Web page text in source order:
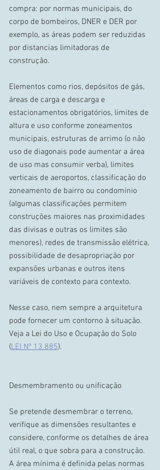
compra: por normas municipais, do
corpo de bombeiros, DNER e DER por
exemplo, as áreas podem ser reduzidas
por distancias limitadoras de
construção.
Elementos como rios, depósitos de gás,
áreas de carga e descarga e
estacionamentos obrigatórios, limites de
altura e uso conforme zoneamentos
municipais, estruturas de arrimo (o não
uso de diagonais pode aumentar a área
de uso mas consumir verba), limites
verticais de aeroportos, classificação do
zoneamento de bairro ou condomínio
(algumas classificações permitem
construções maiores nas proximidades
das divisas e outras os limites são
menores), redes de transmissão elétrica,
possibilidade de desapropriação por
expansões urbanas e outros itens
variáveis de contexto para contexto.
Nesse caso, nem sempre a arquitetura
pode fornecer um contorno à situação.
Veja a Lei do Uso e Ocupação do Solo
(LEI Nº 13.885).
Desmembramento ou unificação
Se pretende desmembrar o terreno,
verifique as dimensões resultantes e
considere, conforme os detalhes de área
útil real, o que sobra para a construção.
A área mínima é definida pelas normas